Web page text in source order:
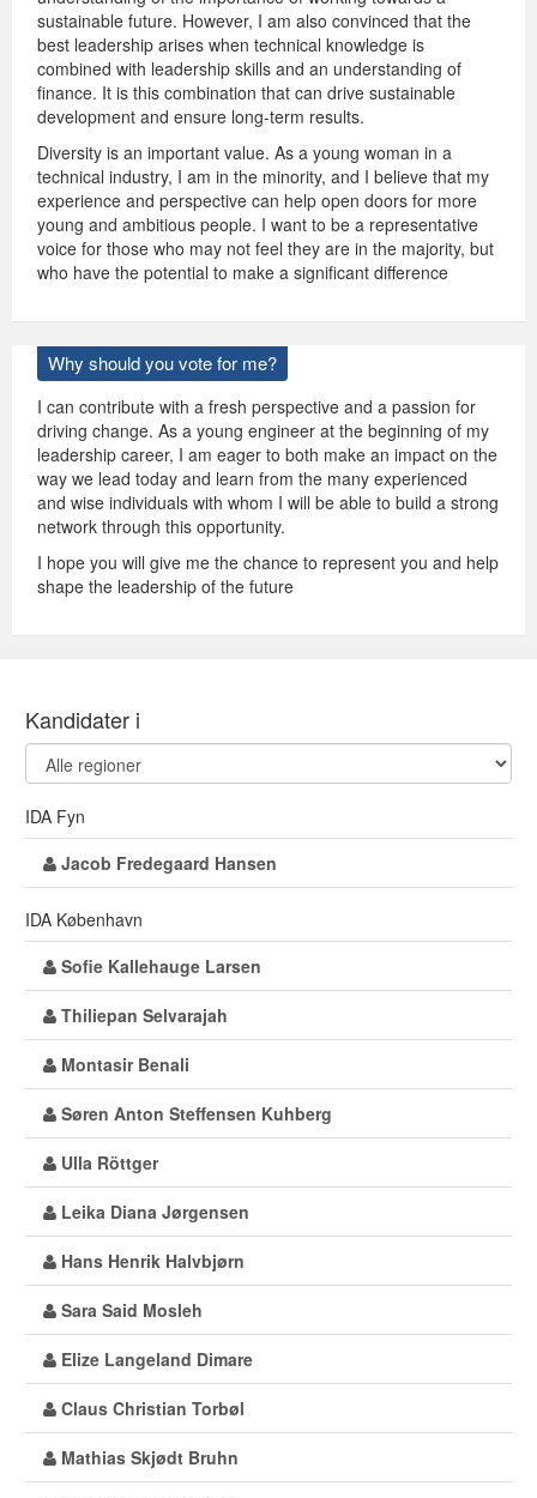
sustainable future. However, I am also convinced that the
best leadership arises when technical knowledge is
combined with leadership skills and an understanding of
finance. It is this combination that can drive sustainable
development and ensure long-term results.
Diversity is an important value. As a young woman in a
technical industry, I am in the minority, and I believe that my
experience and perspective can help open doors for more
young and ambitious people. I want to be a representative
voice for those who may not feel they are in the majority, but
who have the potential to make a significant difference
Why should you vote for me?
I can contribute with a fresh perspective and a passion for
driving change. As a young engineer at the beginning of my
leadership career, I am eager to both make an impact on the
way we lead today and learn from the many experienced
and wise individuals with whom I will be able to build a strong
network through this opportunity.
I hope you will give me the chance to represent you and help
shape the leadership of the future
Kandidater i
IDA Fyn
Jacob Fredegaard Hansen
IDA København
Sofie Kallehauge Larsen
Thiliepan Selvarajah
Montasir Benali
Søren Anton Steffensen Kuhberg
Ulla Röttger
Leika Diana Jørgensen
Hans Henrik Halvbjørn
Sara Said Mosleh
Elize Langeland Dimare
Claus Christian Torbøl
Mathias Skjødt Bruhn